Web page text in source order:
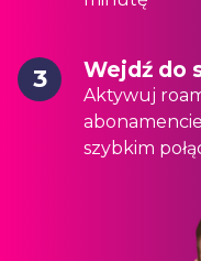
3 Wejdź do
Aktywuj
szybkim